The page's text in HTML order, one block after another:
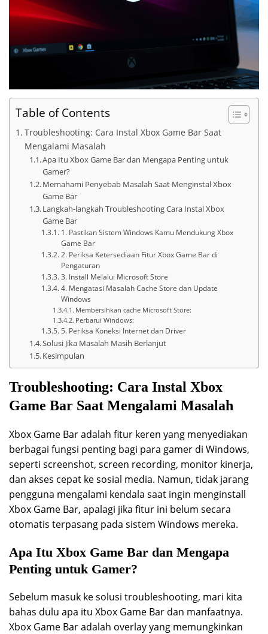
Table of Contents
Troubleshooting: Cara Instal Xbox Game Bar Saat
Mengalami Masalah
Apa Itu Xbox Game Bar dan Mengapa Penting untuk
Gamer?
Memahami Penyebab Masalah Saat Menginstal Xbox
Game Bar
Langkah-langkah Troubleshooting Cara Instal Xbox
Game Bar
1. Pastikan Sistem Windows Kamu Mendukung Xbox
Game Bar
2. Periksa Ketersediaan Fitur Xbox Game Bar di
Pengaturan
3. Install Melalui Microsoft Store
4. Mengatasi Masalah Cache Store dan Update
Windows
Membersihkan cache Microsoft Store:
Perbarui Windows:
5. Periksa Koneksi Internet dan Driver
Solusi Jika Masalah Masih Berlanjut
Kesimpulan
Troubleshooting: Cara Instal Xbox
Game Bar Saat Mengalami Masalah
Xbox Game Bar adalah fitur keren yang menyediakan
berbagai fungsi penting bagi para gamer di Windows,
seperti screenshot, screen recording, monitor kinerja,
dan akses cepat ke sosial media. Namun, tidak jarang
pengguna mengalami kendala saat ingin menginstall
Xbox Game Bar, apalagi jika fitur ini belum secara
otomatis terpasang pada sistem Windows mereka.
Apa Itu Xbox Game Bar dan Mengapa
Penting untuk Gamer?
Sebelum masuk ke solusi troubleshooting, mari kita
bahas dulu apa itu Xbox Game Bar dan manfaatnya.
Xbox Game Bar adalah overlay yang memungkinkan